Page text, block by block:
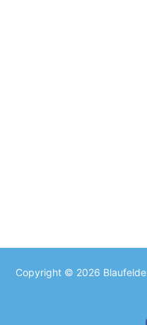
Copyright © 2026